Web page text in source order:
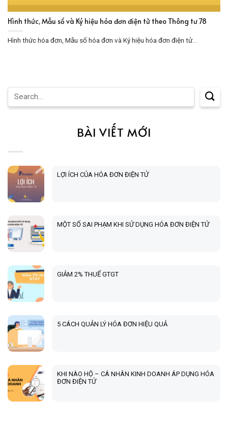
Hình thức, Mẫu số và Ký hiệu hóa đơn điện tử theo Thông tư 78
Hình thức hóa đơn, Mẫu số hóa đơn và Ký hiệu hóa đơn điện tử...
BÀI VIẾT MỚI
LỢI ÍCH CỦA HÓA ĐƠN ĐIỆN TỬ
MỘT SỐ SAI PHẠM KHI SỬ DỤNG HÓA ĐƠN ĐIỆN TỬ
GIẢM 2% THUẾ GTGT
5 CÁCH QUẢN LÝ HÓA ĐƠN HIỆU QUẢ
KHI NÀO HỘ – CÁ NHÂN KINH DOANH ÁP DỤNG HÓA
ĐƠN ĐIỆN TỬ